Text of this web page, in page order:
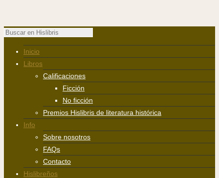
Inicio
Libros
Calificaciones
Ficción
No ficción
Premios Hislibris de literatura histórica
Info
Sobre nosotros
FAQs
Contacto
Hislibreños